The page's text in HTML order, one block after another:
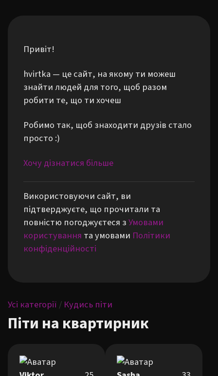
Привіт!
hvirtka — це сайт, на якому ти можеш
знайти людей для того, щоб разом
робити те, що ти хочеш
Робимо так, щоб знаходити друзів стало
просто :)
Хочу дізнатися більше
Використовуючи сайт, ви
підтверджуєте, що прочитали та
повністю погоджуєтеся зУмовами
користування та умовами Політики
конфіденційності
Усі категорії / Кудись піти
Піти на квартирник